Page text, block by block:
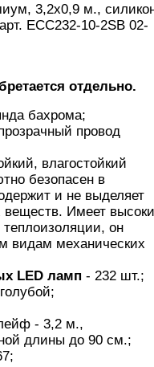
3,2х0,9 м.,
ECC232-10-2SB 02-
отдельно.
бахрома;
провод
влагостойкий
безопасен в
и не выделяет
веществ. Имеет
теплоизоляции, он
видам механических
LED ламп - 232 шт.;
- 3,2 м.,
длины до 90 см.;